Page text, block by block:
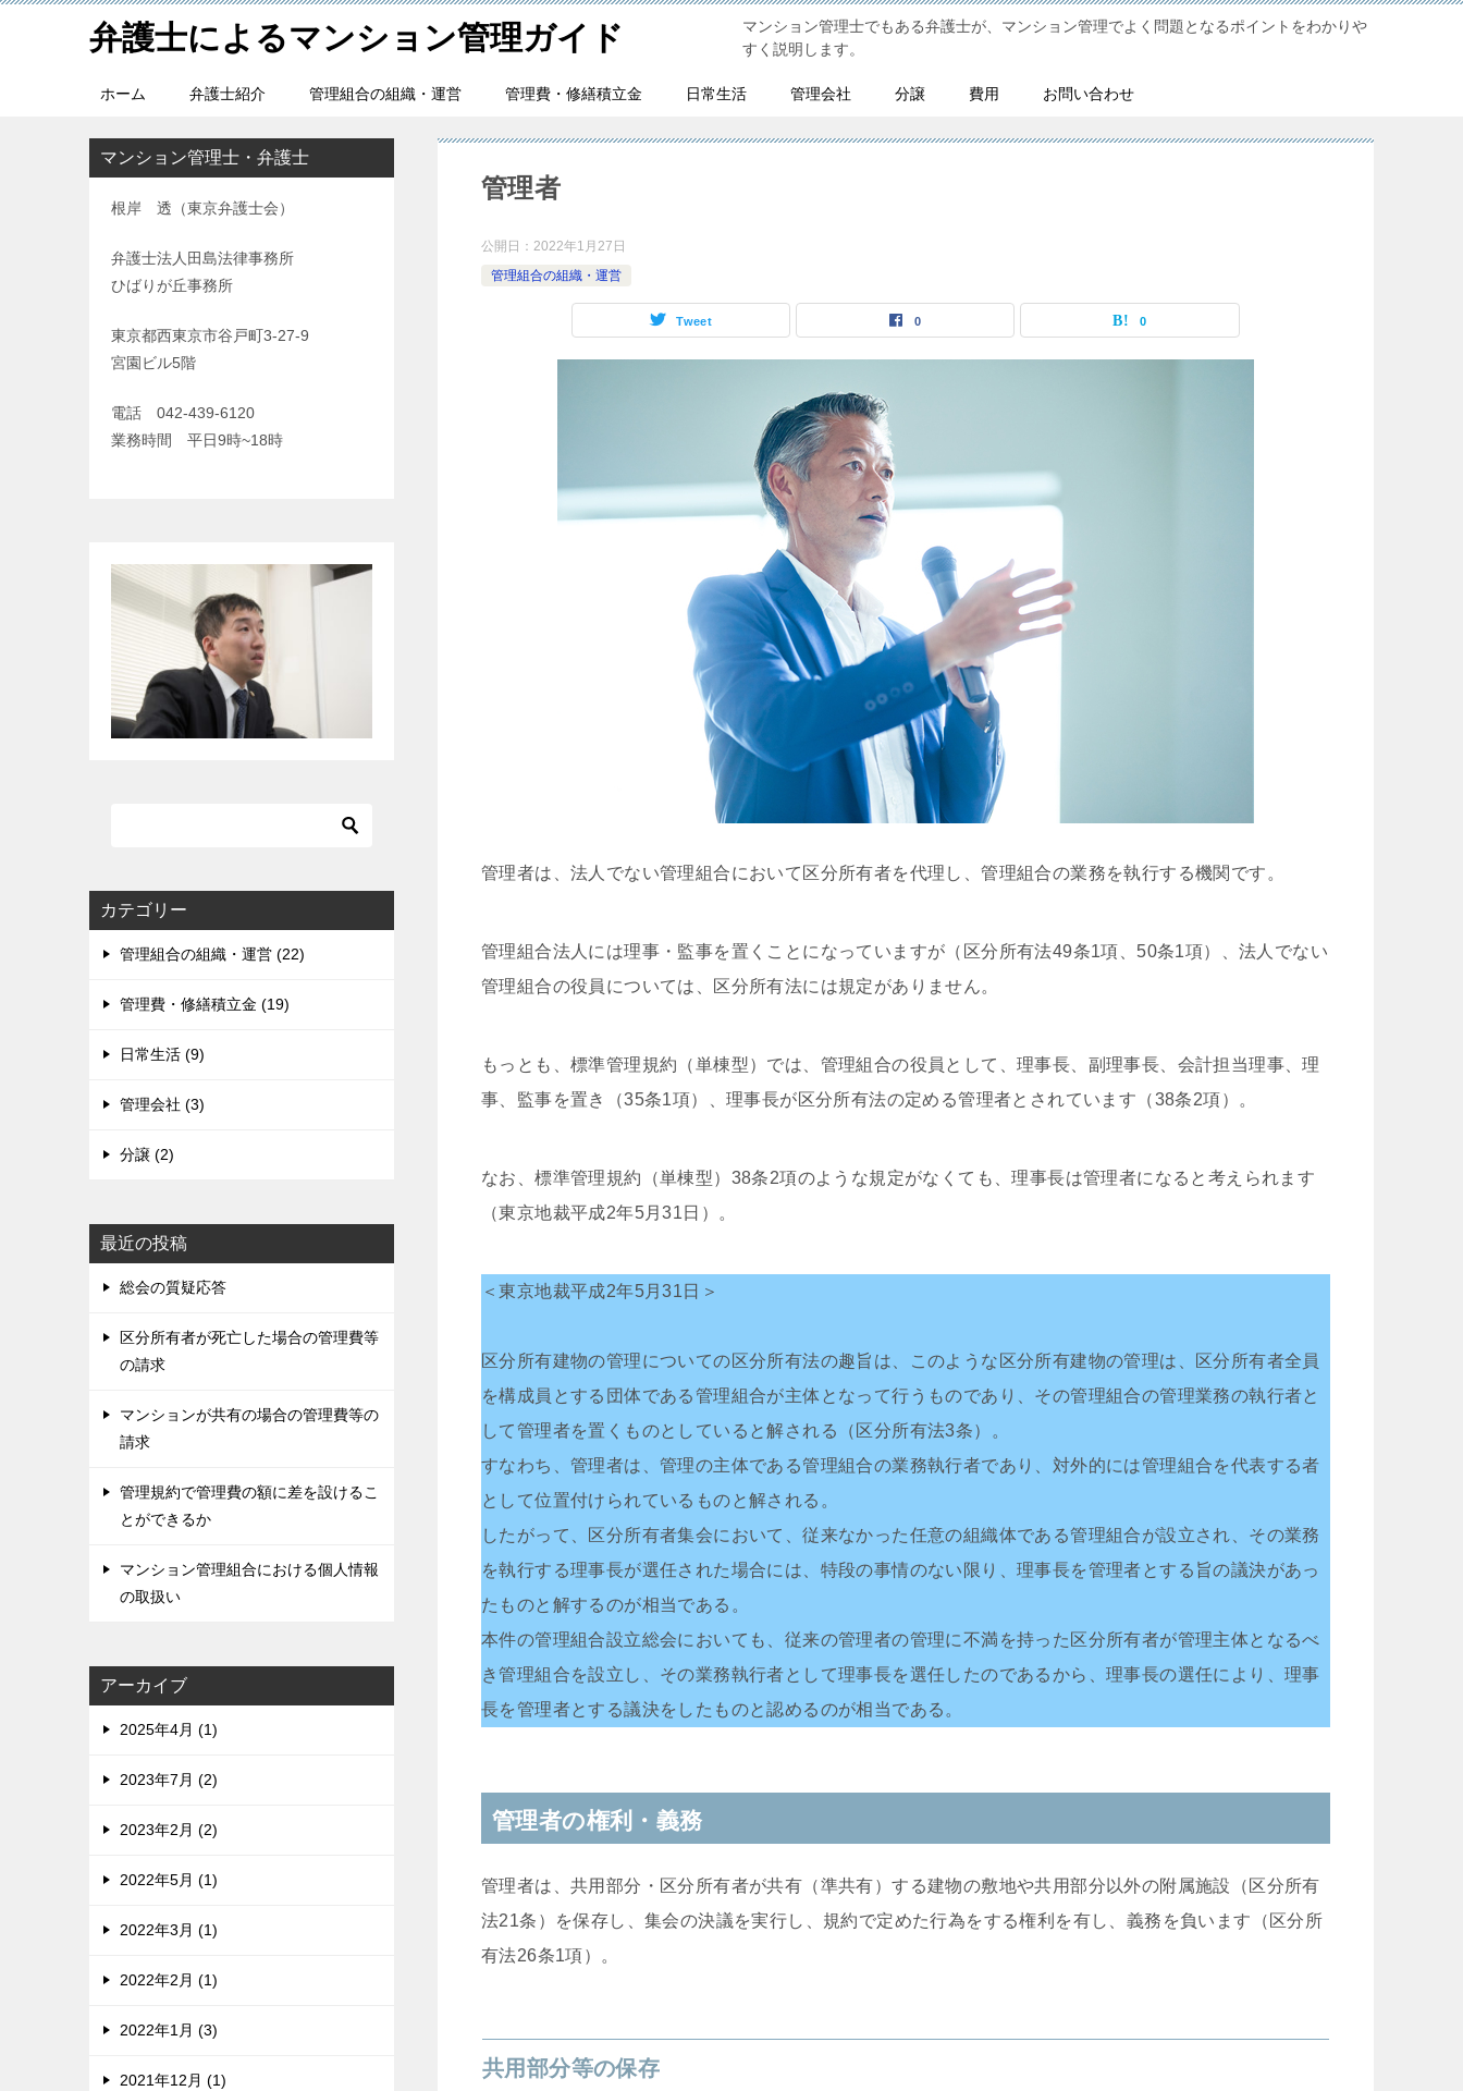
弁護士によるマンション管理ガイド
マンション管理士でもある弁護士が、マンション管理でよく問題となるポイントをわかりや
すく説明します。
ホーム 弁護士紹介 管理組合の組織・運営 管理費・修繕積立金 日常生活 管理会社 分譲 費用 お問い合わせ
管理者
公開日： 2022年1月27日
管理組合の組織・運営
Tweet 0 0
管理者は、法人でない管理組合において区分所有者を代理し、管理組合の業務を執行する機関です。
管理組合法人には理事・監事を置くことになっていますが（区分所有法49条1項、50条1項）、法人でない
管理組合の役員については、区分所有法には規定がありません。
もっとも、標準管理規約（単棟型）では、管理組合の役員として、理事長、副理事長、会計担当理事、理
事、監事を置き（35条1項）、理事長が区分所有法の定める管理者とされています（38条2項）。
なお、標準管理規約（単棟型）38条2項のような規定がなくても、理事長は管理者になると考えられます
（東京地裁平成2年5月31日）。
＜東京地裁平成2年5月31日＞
区分所有建物の管理についての区分所有法の趣旨は、このような区分所有建物の管理は、区分所有者全員
を構成員とする団体である管理組合が主体となって行うものであり、その管理組合の管理業務の執行者と
して管理者を置くものとしていると解される（区分所有法3条）。
すなわち、管理者は、管理の主体である管理組合の業務執行者であり、対外的には管理組合を代表する者
として位置付けられているものと解される。
したがって、区分所有者集会において、従来なかった任意の組織体である管理組合が設立され、その業務
を執行する理事長が選任された場合には、特段の事情のない限り、理事長を管理者とする旨の議決があっ
たものと解するのが相当である。
本件の管理組合設立総会においても、従来の管理者の管理に不満を持った区分所有者が管理主体となるべ
き管理組合を設立し、その業務執行者として理事長を選任したのであるから、理事長の選任により、理事
長を管理者とする議決をしたものと認めるのが相当である。
管理者の権利・義務
管理者は、共用部分・区分所有者が共有（準共有）する建物の敷地や共用部分以外の附属施設（区分所有
法21条）を保存し、集会の決議を実行し、規約で定めた行為をする権利を有し、義務を負います（区分所
有法26条1項）。
共用部分等の保存
マンション管理士・弁護士
根岸 透（東京弁護士会）
弁護士法人田島法律事務所
ひばりが丘事務所
東京都西東京市谷戸町3-27-9
宮園ビル5階
電話 042-439-6120
業務時間 平日9時~18時
カテゴリー
管理組合の組織・運営 (22)
管理費・修繕積立金 (19)
日常生活 (9)
管理会社 (3)
分譲 (2)
最近の投稿
総会の質疑応答
区分所有者が死亡した場合の管理費等
の請求
マンションが共有の場合の管理費等の
請求
管理規約で管理費の額に差を設けるこ
とができるか
マンション管理組合における個人情報
の取扱い
アーカイブ
2025年4月 (1)
2023年7月 (2)
2023年2月 (2)
2022年5月 (1)
2022年3月 (1)
2022年2月 (1)
2022年1月 (3)
2021年12月 (1)